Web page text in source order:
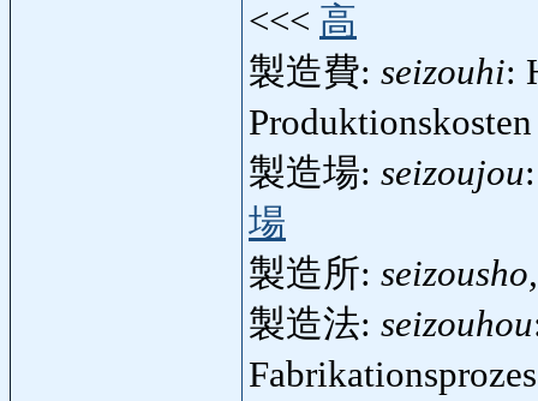
<<< 高
製造費: seizouhi:
製造場: seizoujou
場
製造所:
製造法: seizouhou